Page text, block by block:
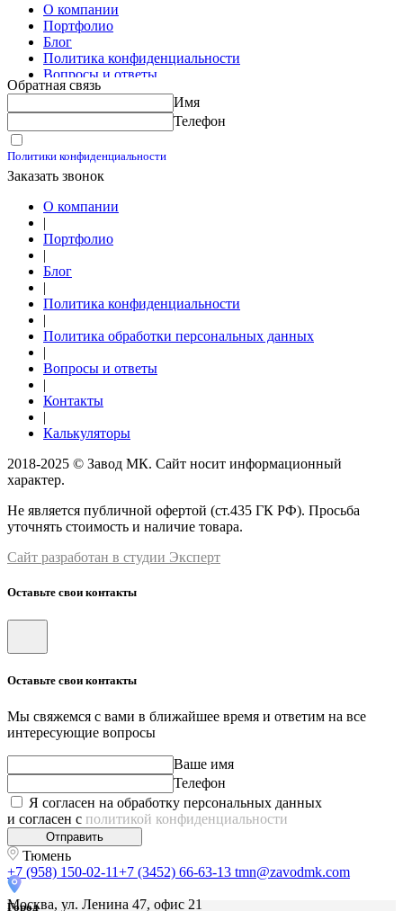
Москва, ул. Ленина 47, офис 21
О компании
Портфолио
Блог
Политика конфиденциальности
Вопросы и ответы
Контакты
Обратная связь
Имя
Телефон
Политики конфиденциальности
Заказать звонок
О компании
|
Портфолио
|
Блог
|
Политика конфиденциальности
|
Политика обработки персональных данных
|
Вопросы и ответы
|
Контакты
|
Калькуляторы
2018-2025 © Завод МК. Сайт носит информационный
характер.
Не является публичной офертой (ст.435 ГК РФ). Просьба
уточнять стоимость и наличие товара.
Сайт разработан в студии Эксперт
Оставьте свои контакты
Оставьте свои контакты
Мы свяжемся с вами в ближайшее время и ответим на все
интересующие вопросы
Ваше имя
Телефон
Я согласен на обработку персональных данных
и согласен с политикой конфиденциальности
Отправить
Тюмень
+7 (958) 150-02-11+7 (3452) 66-63-13 tmn@zavodmk.com
Город